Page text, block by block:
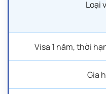
Loại
Visa 1 năm, thời
Gia